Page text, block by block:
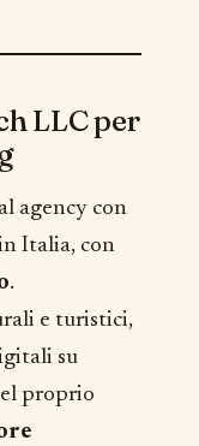
LLC per
agency con
Italia, con
.
e turistici,
su
proprio